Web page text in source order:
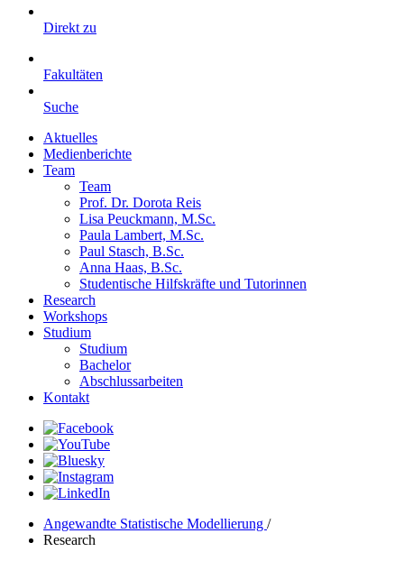
Direkt zu
Fakultäten
Suche
Aktuelles
Medienberichte
Team
Team
Prof. Dr. Dorota Reis
Lisa Peuckmann, M.Sc.
Paula Lambert, M.Sc.
Paul Stasch, B.Sc.
Anna Haas, B.Sc.
Studentische Hilfskräfte und Tutorinnen
Research
Workshops
Studium
Studium
Bachelor
Abschlussarbeiten
Kontakt
Angewandte Statistische Modellierung /
Research